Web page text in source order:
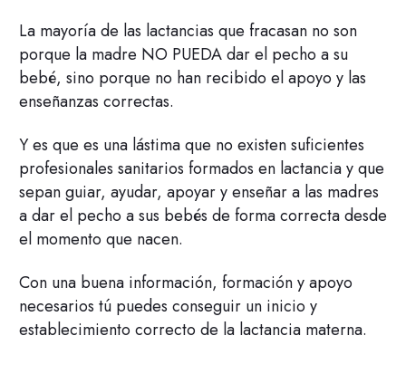
La mayoría de las lactancias que fracasan no son
porque la madre NO PUEDA dar el pecho a su
bebé, sino porque no han recibido el apoyo y las
enseñanzas correctas.
Y es que es una lástima que no existen suficientes
profesionales sanitarios formados en lactancia y que
sepan guiar, ayudar, apoyar y enseñar a las madres
a dar el pecho a sus bebés de forma correcta desde
el momento que nacen.
Con una buena información, formación y apoyo
necesarios tú puedes conseguir un inicio y
establecimiento correcto de la lactancia materna.